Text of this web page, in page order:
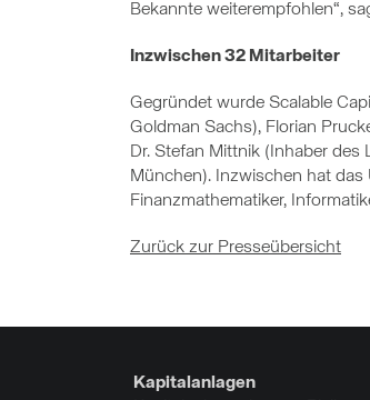
Bekannte weiterempfohlen“,
Inzwischen 32 Mitarbeiter
Gegründet wurde Scalable
Goldman Sachs), Florian
Dr. Stefan Mittnik (Inhaber
München). Inzwischen hat
Finanzmathematiker,
Zurück zur Presseübersicht
Kapitalanlagen